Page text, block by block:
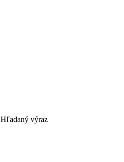
Hľadaný výraz